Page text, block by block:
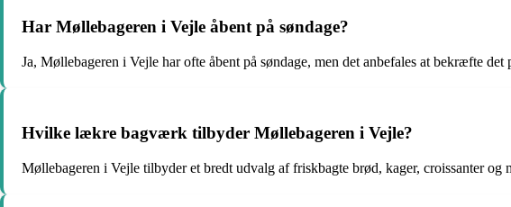
Har Møllebageren i Vejle åbent på søndage?
Ja, Møllebageren i Vejle har ofte åbent på søndage, men det anbefales at bekræfte det
Hvilke lækre bagværk tilbyder Møllebageren i Vejle?
Møllebageren i Vejle tilbyder et bredt udvalg af friskbagte brød, kager, croissanter og